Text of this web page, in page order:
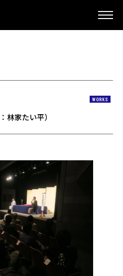
WORKS
林家たい平）